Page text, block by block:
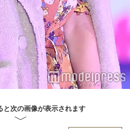
と次の画像が表示されます